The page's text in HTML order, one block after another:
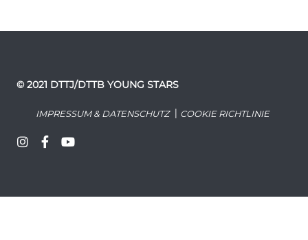
© 2021 DTTJ/DTTB YOUNG STARS
IMPRESSUM & DATENSCHUTZ| COOKIE RICHTLINIE